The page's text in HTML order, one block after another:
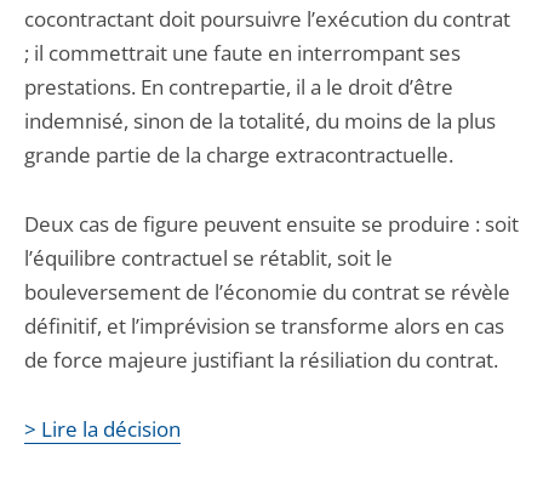
cocontractant doit poursuivre l’exécution du contrat
; il commettrait une faute en interrompant ses
prestations. En contrepartie, il a le droit d’être
indemnisé, sinon de la totalité, du moins de la plus
grande partie de la charge extracontractuelle.
Deux cas de figure peuvent ensuite se produire : soit
l’équilibre contractuel se rétablit, soit le
bouleversement de l’économie du contrat se révèle
définitif, et l’imprévision se transforme alors en cas
de force majeure justifiant la résiliation du contrat.
> Lire la décision